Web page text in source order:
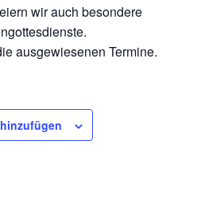
wir auch besondere
ausgewiesenen Termine.